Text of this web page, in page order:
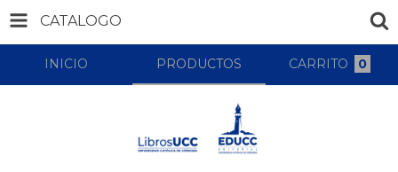
CATALOGO
INICIO PRODUCTOS CARRITO 0